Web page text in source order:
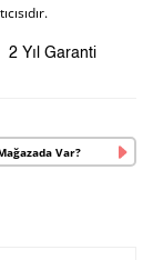
2 Yıl Garanti
Var?